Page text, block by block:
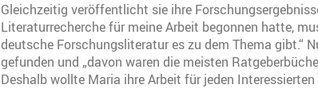
Gleichzeitig veröffentlicht sie ihre
Literaturrecherche für meine Arbeit begonnen hatte,
deutsche Forschungsliteratur es zu dem Thema gibt.“
gefunden und „davon waren die meisten
Deshalb wollte Maria ihre Arbeit für jeden